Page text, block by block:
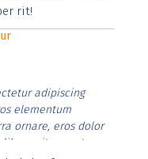
rit!
adipiscing
elementum
ornare, eros dolor
vitae erat.